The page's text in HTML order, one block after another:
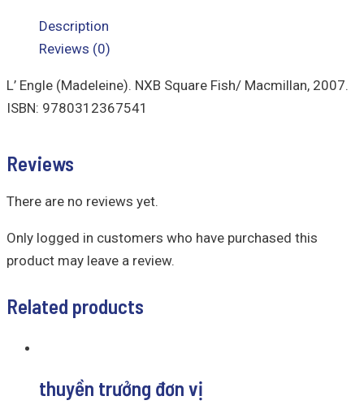
Description
Reviews (0)
L’ Engle (Madeleine). NXB Square Fish/ Macmillan, 2007.
ISBN: 9780312367541
Reviews
There are no reviews yet.
Only logged in customers who have purchased this
product may leave a review.
Related products
thuyền trưởng đơn vị